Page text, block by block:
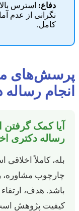
دفاع: استرس
نگرانی از عدم
کامل.
انجام
آیا کمک
رساله دکتری
بله، کاملاً
چارچوب مشاوره،
باشد. هدف،
کیفیت پژوهش